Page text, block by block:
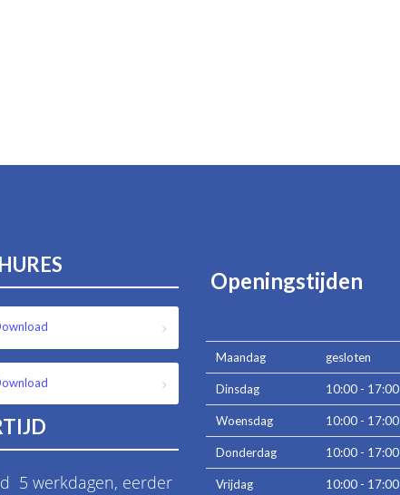
5 werkdagen, eerder
Openingstijden
Maandag gesloten
Dinsdag 10:00 - 17:00
Woensdag 10:00 - 17:00
Donderdag 10:00 - 17:00
Vrijdag 10:00 - 17:00